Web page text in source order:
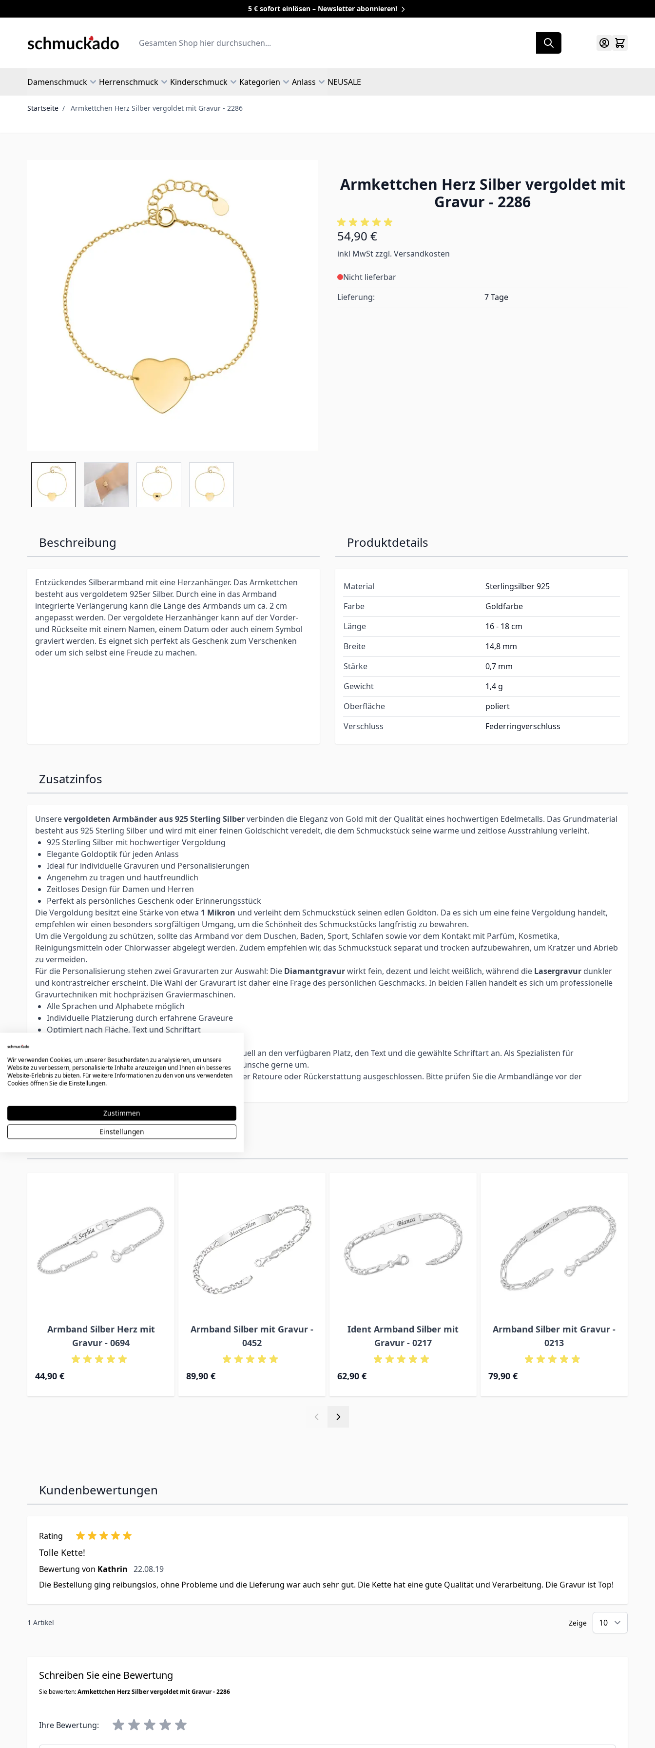
5 € sofort einlösen – Newsletter abonnieren!
Search
Damenschmuck Herrenschmuck Kinderschmuck Kategorien Anlass NEUSALE
Startseite / Armkettchen Herz Silber vergoldet mit Gravur - 2286
Armkettchen Herz Silber vergoldet mit
Gravur - 2286
54,90 €
inkl MwSt zzgl. Versandkosten
Nicht lieferbar
Lieferung:
7 Tage
Beschreibung
Entzückendes Silberarmband mit eine Herzanhänger. Das Armkettchen
besteht aus vergoldetem 925er Silber. Durch eine in das Armband
integrierte Verlängerung kann die Länge des Armbands um ca. 2 cm
angepasst werden. Der vergoldete Herzanhänger kann auf der Vorder-
und Rückseite mit einem Namen, einem Datum oder auch einem Symbol
graviert werden. Es eignet sich perfekt als Geschenk zum Verschenken
oder um sich selbst eine Freude zu machen.
Produktdetails
Material
Sterlingsilber 925
Farbe
Goldfarbe
Länge
16 - 18 cm
Breite
14,8 mm
Stärke
0,7 mm
Gewicht
1,4 g
Oberfläche
poliert
Verschluss
Federringverschluss
Zusatzinfos
Unserevergoldeten Armbänder aus 925 Sterling Silberverbinden die Eleganz von Gold mit der Qualität eines hochwertigen Edelmetalls. Das Grundmaterial
besteht aus 925 Sterling Silber und wird mit einer feinen Goldschicht veredelt, die dem Schmuckstück seine warme und zeitlose Ausstrahlung verleiht.
925 Sterling Silber mit hochwertiger Vergoldung
Elegante Goldoptik für jeden Anlass
Ideal für individuelle Gravuren und Personalisierungen
Angenehm zu tragen und hautfreundlich
Zeitloses Design für Damen und Herren
Perfekt als persönliches Geschenk oder Erinnerungsstück
Die Vergoldung besitzt eine Stärke von etwa 1 Mikron und verleiht dem Schmuckstück seinen edlen Goldton. Da es sich um eine feine Vergoldung handelt,
empfehlen wir einen besonders sorgfältigen Umgang, um die Schönheit des Schmuckstücks langfristig zu bewahren.
Um die Vergoldung zu schützen, sollte das Armband vor dem Duschen, Baden, Sport, Schlafen sowie vor dem Kontakt mit Parfüm, Kosmetika,
Reinigungsmitteln oder Chlorwasser abgelegt werden. Zudem empfehlen wir, das Schmuckstück separat und trocken aufzubewahren, um Kratzer und Abrieb
zu vermeiden.
Für die Personalisierung stehen zwei Gravurarten zur Auswahl: Die Diamantgravurwirkt fein, dezent und leicht weißlich, während die Lasergravur dunkler
und kontrastreicher erscheint. Die Wahl der Gravurart ist daher eine Frage des persönlichen Geschmacks. In beiden Fällen handelt es sich um professionelle
Gravurtechniken mit hochpräzisen Graviermaschinen.
Alle Sprachen und Alphabete möglich
Individuelle Platzierung durch erfahrene Graveure
Optimiert nach Fläche, Text und Schriftart
Unsere erfahrenen Graveure passen jede Gravur individuell an den verfügbaren Platz, den Text und die gewählte Schriftart an. Als Spezialisten für
personalisierten Schmuck setzen wir auch besondere Wünsche gerne um.
Hinweis:Personalisierte Artikel sind vom Umtausch, einer Retoure oder Rückerstattung ausgeschlossen. Bitte prüfen Sie die Armbandlänge vor der
Bestellung sorgfältig.
Könnte dir auch gefallen
Armband Silber Herz mit
Gravur - 0694
Ab
44,90 €
Armband Silber mit Gravur -
0452
Ab
89,90 €
Ident Armband Silber mit
Gravur - 0217
Ab
62,90 €
Armband Silber mit Gravur -
0213
Ab
79,90 €
Kundenbewertungen
Rating
Tolle Kette!
Bewertung von Kathrin 22. August 2019
22.08.19
Die Bestellung ging reibungslos, ohne Probleme und die Lieferung war auch sehr gut. Die Kette hat eine gute Qualität und Verarbeitung. Die Gravur ist Top!
1 Artikel Zeige
Schreiben Sie eine Bewertung
Sie bewerten:Armkettchen Herz Silber vergoldet mit Gravur - 2286
Ihre Bewertung:
Wir verwenden Cookies, um unserer Besucherdaten zu analysieren, um unsere
Website zu verbessern, personalisierte Inhalte anzuzeigen und Ihnen ein besseres
Website-Erlebnis zu bieten. Für weitere Informationen zu den von uns verwendeten
Cookies öffnen Sie die Einstellungen.
Zustimmen
Einstellungen